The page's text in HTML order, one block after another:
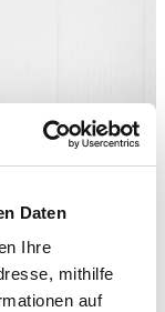
Daten
Ihre
mithilfe
auf